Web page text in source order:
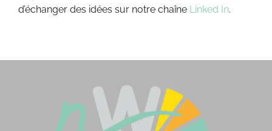
d’échanger des idées sur notre chaîne Linked In.